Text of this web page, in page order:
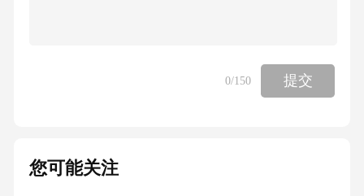
0/150 提交
您可能关注